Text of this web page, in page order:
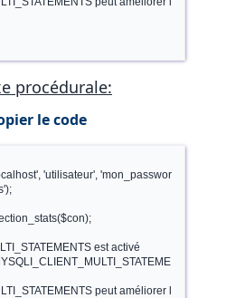
procédurale:
le code
'utilisateur', 'mon_passwor
est activé